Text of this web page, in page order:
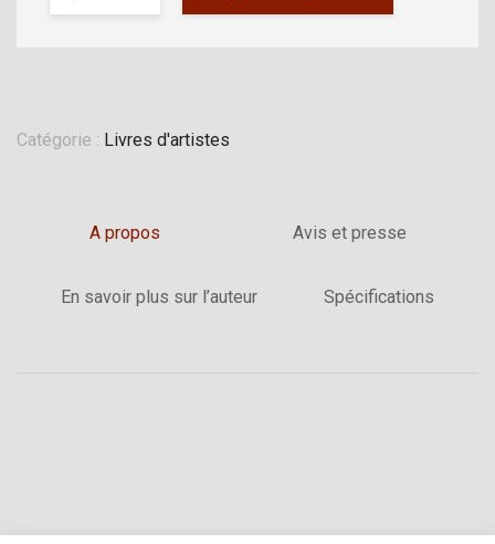
Catégorie : Livres d'artistes
A propos Avis et presse
En savoir plus sur l’auteur Spécifications